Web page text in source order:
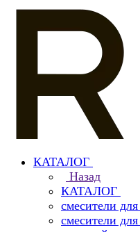
КАТАЛОГ
Назад
КАТАЛОГ
смесители
смесители